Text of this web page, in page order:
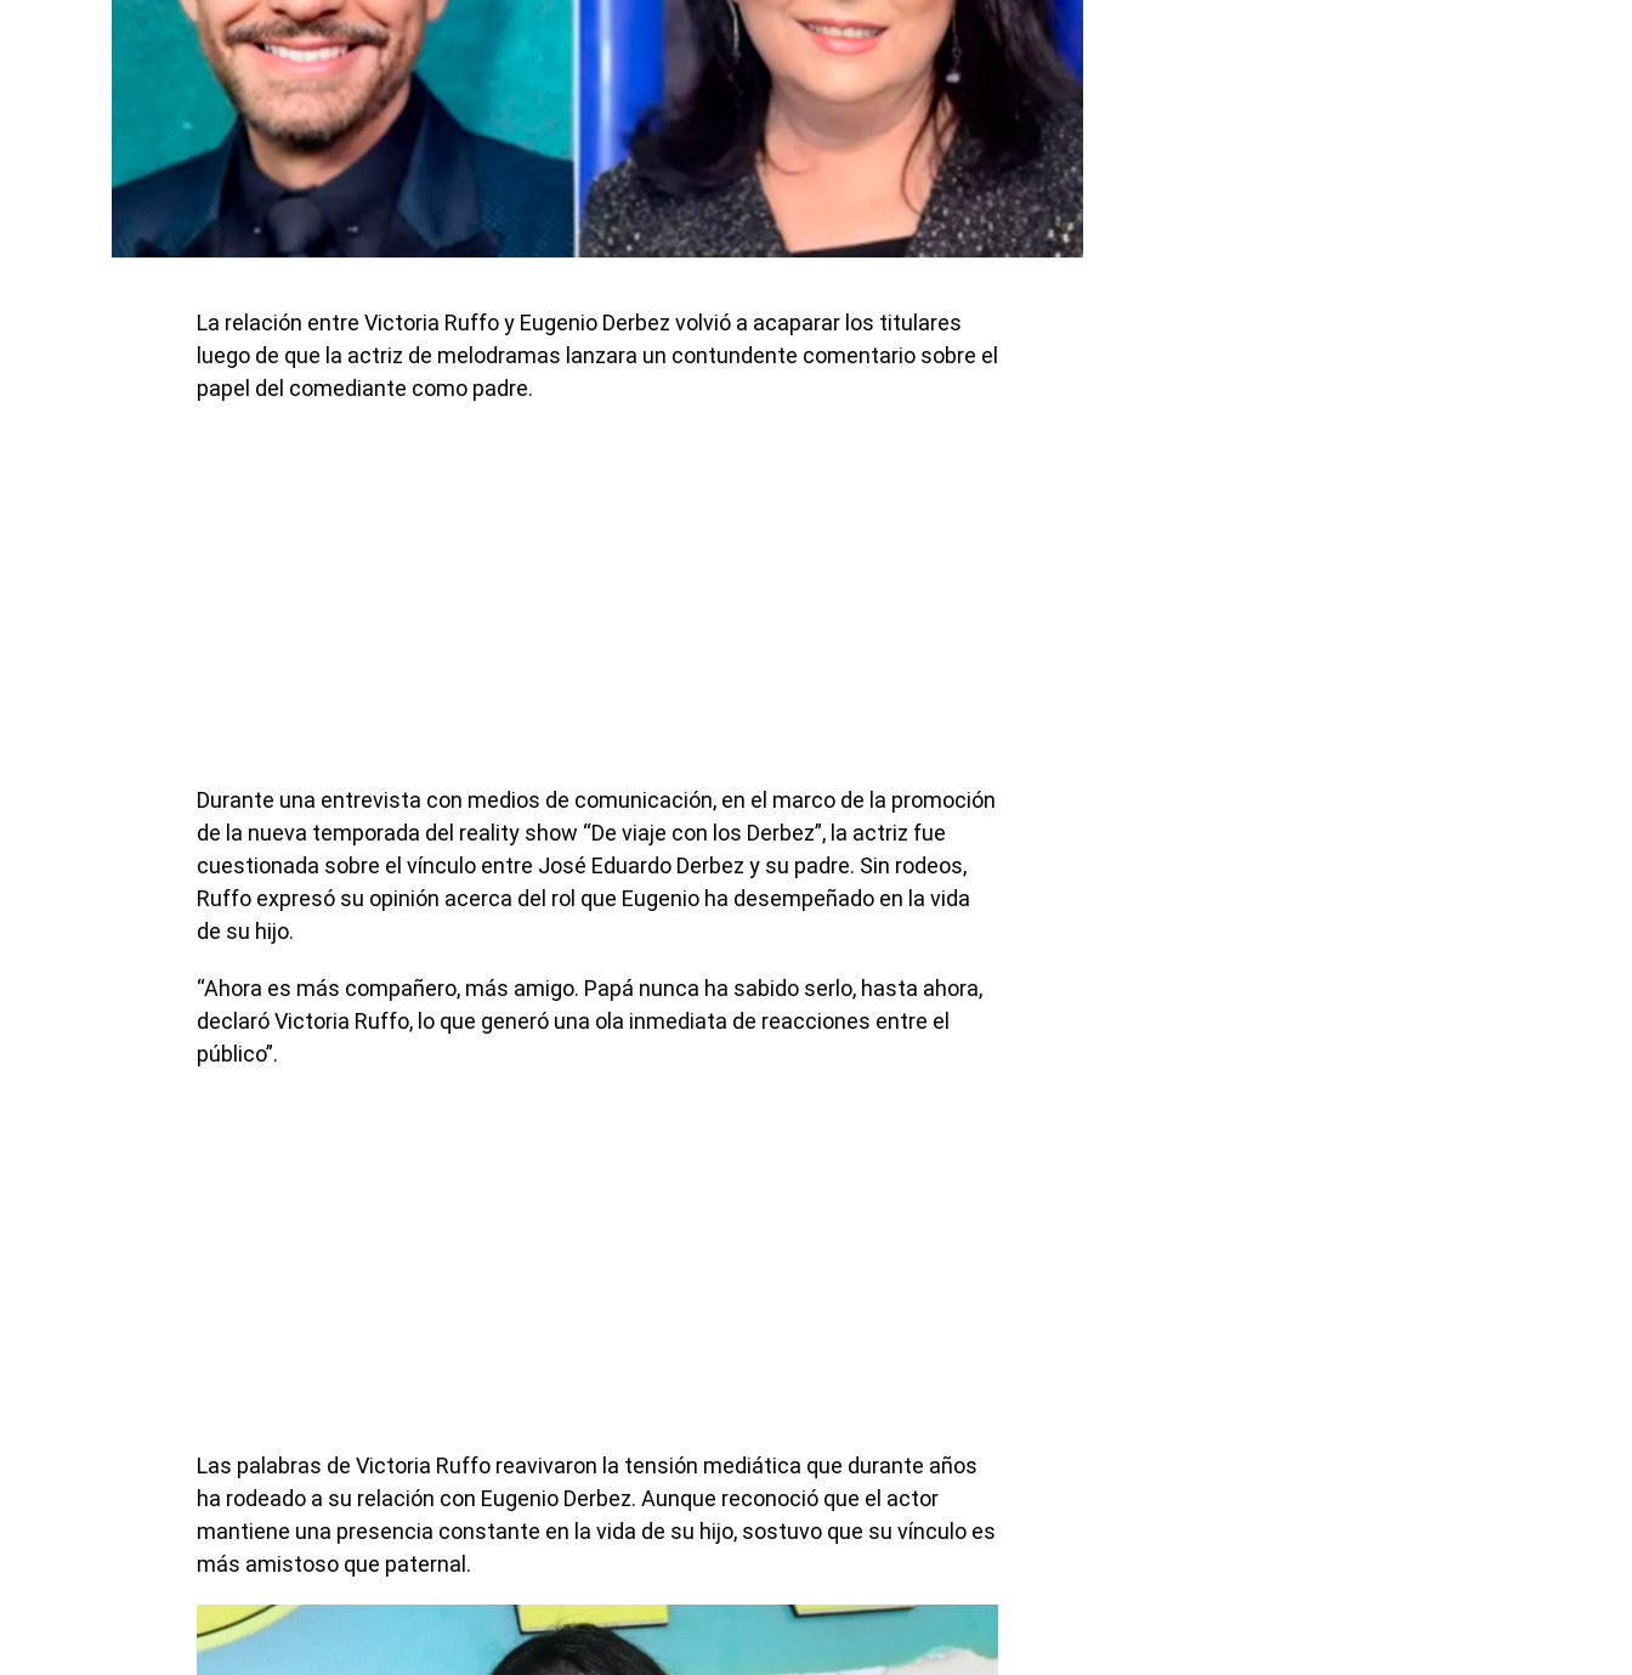
La relación entre Victoria Ruffo y Eugenio Derbez volvió a acaparar los titulares
luego de que la actriz de melodramas lanzara un contundente comentario sobre el
papel del comediante como padre.
Durante una entrevista con medios de comunicación, en el marco de la promoción
de la nueva temporada del reality show “De viaje con los Derbez”, la actriz fue
cuestionada sobre el vínculo entre José Eduardo Derbez y su padre. Sin rodeos,
Ruffo expresó su opinión acerca del rol que Eugenio ha desempeñado en la vida
de su hijo.
“Ahora es más compañero, más amigo. Papá nunca ha sabido serlo, hasta ahora,
declaró Victoria Ruffo, lo que generó una ola inmediata de reacciones entre el
público”.
Las palabras de Victoria Ruffo reavivaron la tensión mediática que durante años
ha rodeado a su relación con Eugenio Derbez. Aunque reconoció que el actor
mantiene una presencia constante en la vida de su hijo, sostuvo que su vínculo es
más amistoso que paternal.